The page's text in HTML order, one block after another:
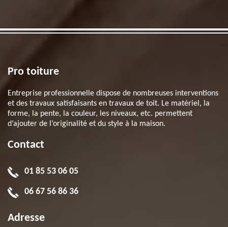
Pro toiture
Entreprise professionnelle dispose de nombreuses interventions
et des travaux satisfaisants en travaux de toit. Le matériel, la
forme, la pente, la couleur, les niveaux, etc. permettent
d’ajouter de l’originalité et du style à la maison.
Contact
01 85 53 06 05
06 67 56 86 36
Adresse